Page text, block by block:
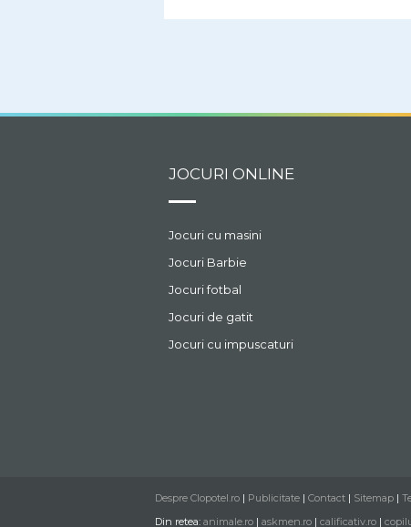
JOCURI ONLINE
Jocuri cu masini
Jocuri Barbie
Jocuri fotbal
Jocuri de gatit
Jocuri cu impuscaturi
Despre Clopotel.ro | Publicitate | Contact | Sitemap |
Din retea: animale.ro | askmen.ro | calificativ.ro |